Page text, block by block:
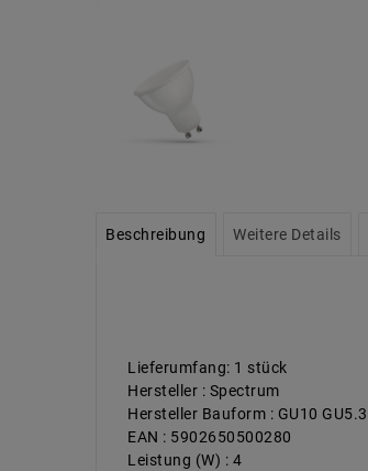
Beschreibung Weitere Details
Lieferumfang: 1 stück
Hersteller : Spectrum
Hersteller Bauform : GU10 GU5.3
EAN : 5902650500280
Leistung (W) : 4